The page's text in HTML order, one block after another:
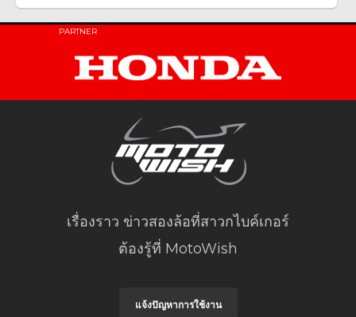
PARTNER
เรื่องราว ข่าวสองล้อที่สาวกไบค์เกอร์
ต้องรู้ที่ MotoWish
แจ้งปัญหาการใช้งาน